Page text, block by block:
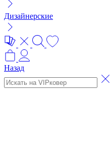
Дизайнерские
Назад